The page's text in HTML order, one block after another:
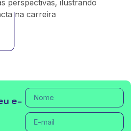
perspectivas, ilustrando
na carreira
e-